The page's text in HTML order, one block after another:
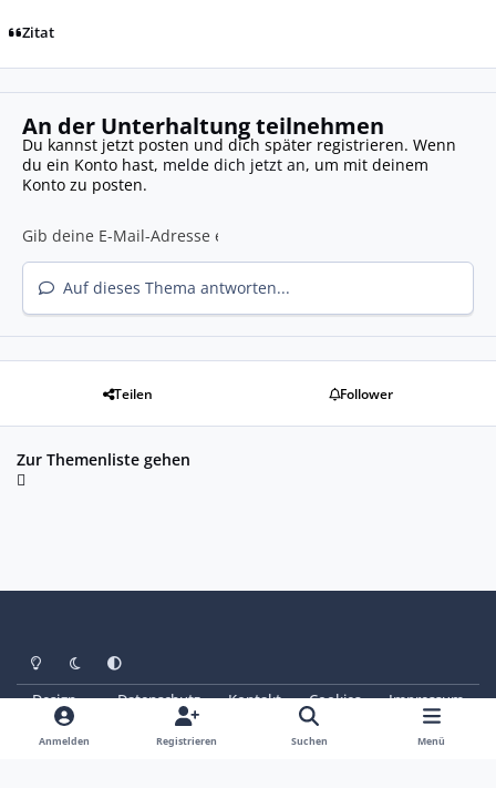
Zitat
An der Unterhaltung teilnehmen
Du kannst jetzt posten und dich später registrieren. Wenn
du ein Konto hast, melde dich jetzt an, um mit deinem
Konto zu posten.
Auf dieses Thema antworten...
Teilen Follower
Zur Themenliste gehen
Heller ModusDunkler Modus
Systemeinstellung
Design Datenschutz Kontakt Cookies
Impressum
© Copyright 2025 - SAABoteure e. V.
Powered by Invision Community
Anmelden Registrieren Suchen Menü